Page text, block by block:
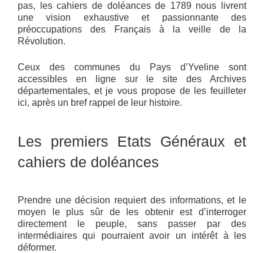
pas, les cahiers de doléances de 1789 nous livrent
une vision exhaustive et passionnante des
préoccupations des Français à la veille de la
Révolution.
Ceux des communes du Pays d’Yveline sont
accessibles en ligne sur le site des Archives
départementales, et je vous propose de les feuilleter
ici, après un bref rappel de leur histoire.
Les premiers Etats Généraux et
cahiers de doléances
Prendre une décision requiert des informations, et le
moyen le plus sûr de les obtenir est d’interroger
directement le peuple, sans passer par des
intermédiaires qui pourraient avoir un intérêt à les
déformer.